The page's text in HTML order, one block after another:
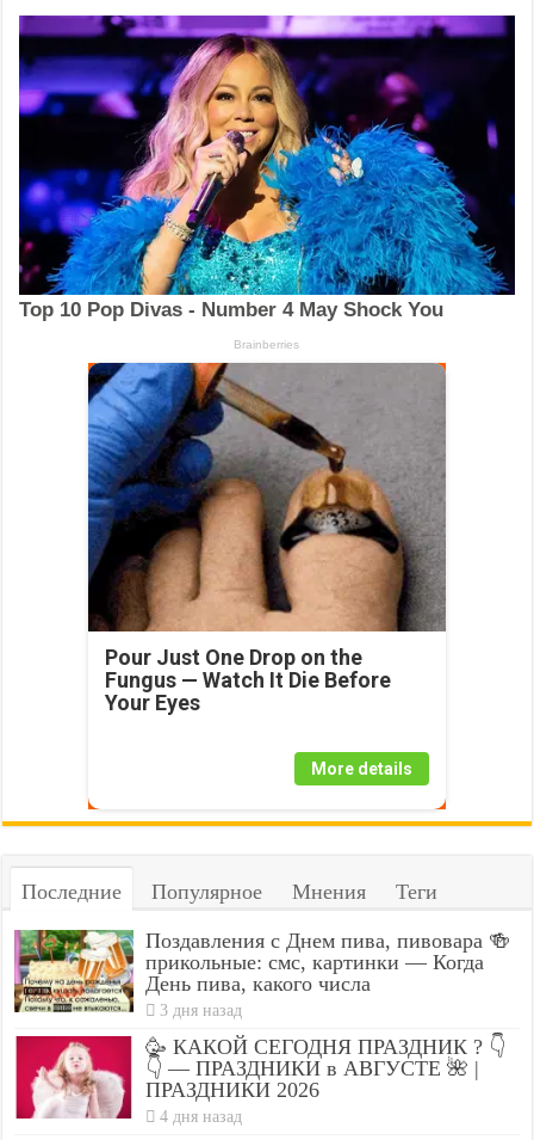
Pour Just One Drop on the
Fungus — Watch It Die Before
Your Eyes
More details
Последние Популярное Мнения Теги
Поздавления с Днем пива, пивовара 🍻
прикольные: смс, картинки — Когда
День пива, какого числа
3 дня назад
🥳 КАКОЙ СЕГОДНЯ ПРАЗДНИК ? 👇
👇 — ПРАЗДНИКИ в АВГУСТЕ 🌺 |
ПРАЗДНИКИ 2026
4 дня назад